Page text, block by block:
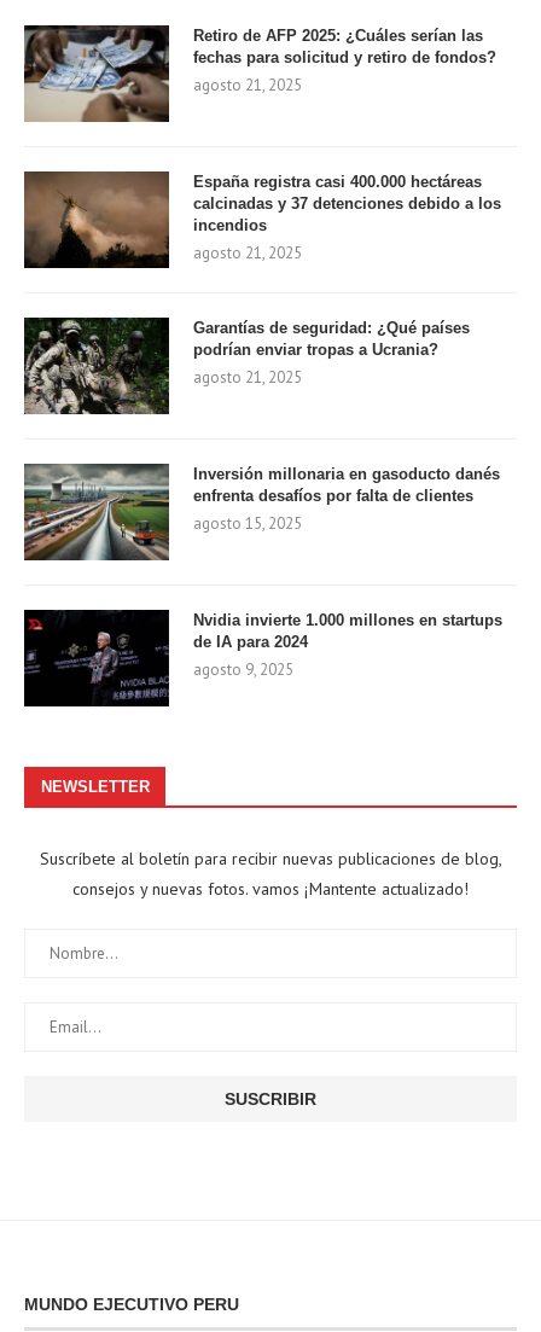
Retiro de AFP 2025: ¿Cuáles serían las
fechas para solicitud y retiro de fondos?
agosto 21, 2025
España registra casi 400.000 hectáreas
calcinadas y 37 detenciones debido a los
incendios
agosto 21, 2025
Garantías de seguridad: ¿Qué países
podrían enviar tropas a Ucrania?
agosto 21, 2025
Inversión millonaria en gasoducto danés
enfrenta desafíos por falta de clientes
agosto 15, 2025
Nvidia invierte 1.000 millones en startups
de IA para 2024
agosto 9, 2025
NEWSLETTER
Suscríbete al boletín para recibir nuevas publicaciones de blog,
consejos y nuevas fotos. vamos ¡Mantente actualizado!
MUNDO EJECUTIVO PERU